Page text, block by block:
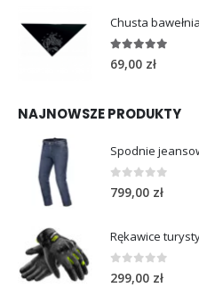
5.00out of 5
69,00 zł
NAJNOWSZE PRODUKTY
0out of 5
799,00 zł
0 out of 5
299,00 zł